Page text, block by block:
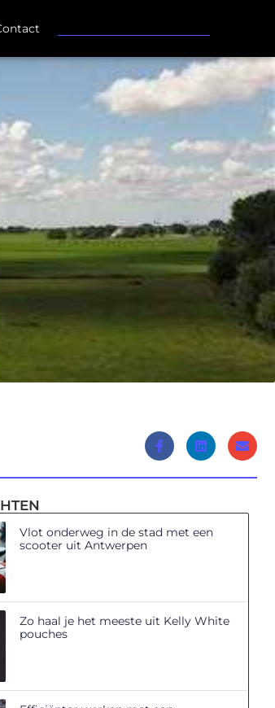
Vlot onderweg in de stad met een
scooter uit Antwerpen
Zo haal je het meeste uit Kelly White
pouches